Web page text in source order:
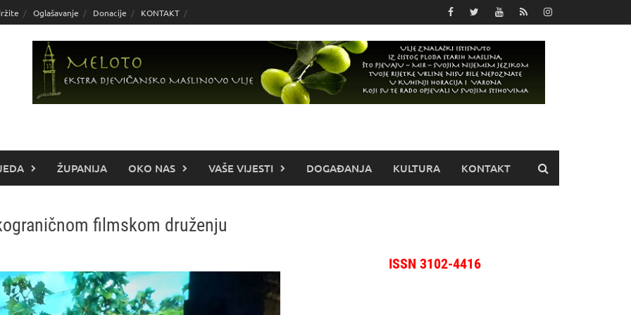
Oglašavanje Donacije KONTAKT
ŽUPANIJA OKO NAS VAŠE VIJESTI DOGAĐANJA KULTURA KONTAKT
filmskom druženju
ISSN 3102-4416